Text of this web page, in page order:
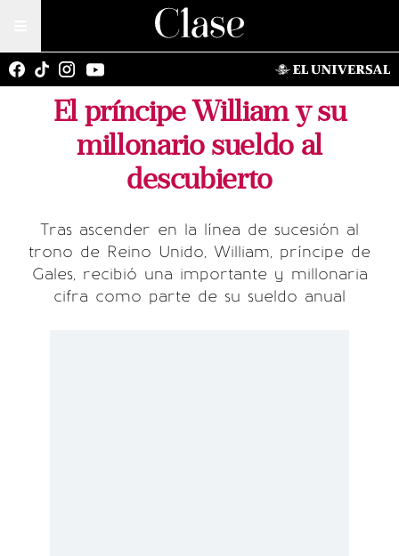
El príncipe William y su
millonario sueldo al
descubierto
Tras ascender en la línea de sucesión al
trono de Reino Unido, William, príncipe de
Gales, recibió una importante y millonaria
cifra como parte de su sueldo anual